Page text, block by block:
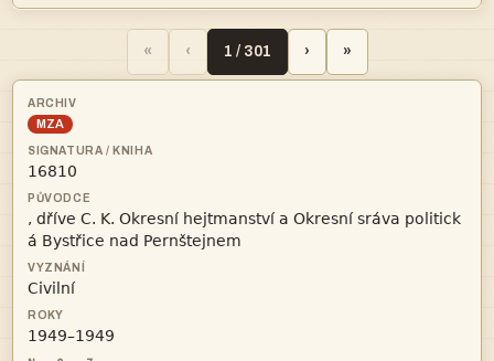
« ‹ 1 / 301 › »
MZA




